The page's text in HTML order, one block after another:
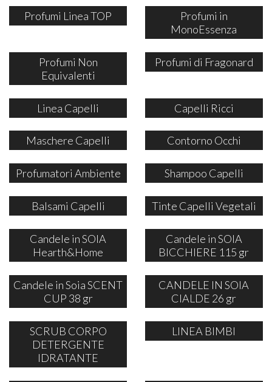
Profumi Linea TOP
Profumi in
MonoEssenza
Profumi Non
Equivalenti
Profumi di Fragonard
Linea Capelli Capelli Ricci
Maschere Capelli Contorno Occhi
Profumatori Ambiente Shampoo Capelli
Balsami Capelli Tinte Capelli Vegetali
Candele in SOIA
Hearth&Home
Candele in SOIA
BICCHIERE 115 gr
Candele in Soia SCENT
CUP 38 gr
CANDELE IN SOIA
CIALDE 26 gr
SCRUB CORPO
DETERGENTE
IDRATANTE
LINEA BIMBI